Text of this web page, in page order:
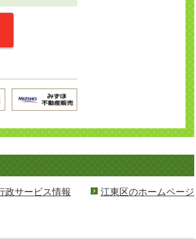
政サービス情報 江東区のホームページ